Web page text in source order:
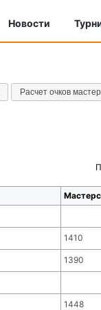
Новости
Расчет очков
1410
1390
1448